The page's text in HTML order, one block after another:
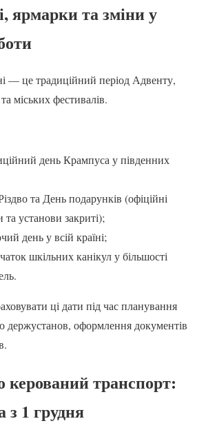
ярмарки та зміни у
— це традиційний період Адвенту,
міських фестивалів.
день Крампуса у південних
та День подарунків (офіційні
та установи закриті);
день у всій країні;
шкільних канікул у більшості
ці дати під час планування
держустанов, оформлення документів
керований транспорт:
з 1 грудня